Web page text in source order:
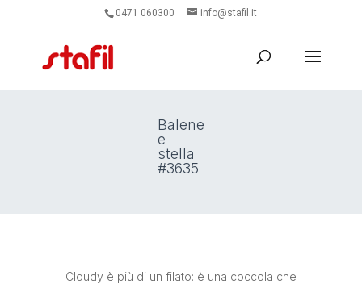
0471 060300 info@stafil.it
Balene
e
stella
#3635
Cloudy è più di un filato: è una coccola che